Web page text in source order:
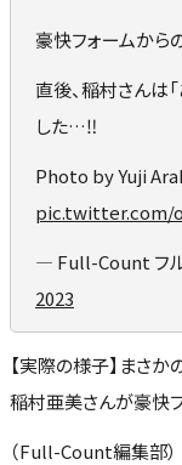
豪快フォームから
直後、稲村さんは
した…‼
Photo by Yuji
pic.twitter.com/
— Full-Count フ
2023
【実際の様子】まさ
稲村亜美さんが豪快
（Full-Count編集部）